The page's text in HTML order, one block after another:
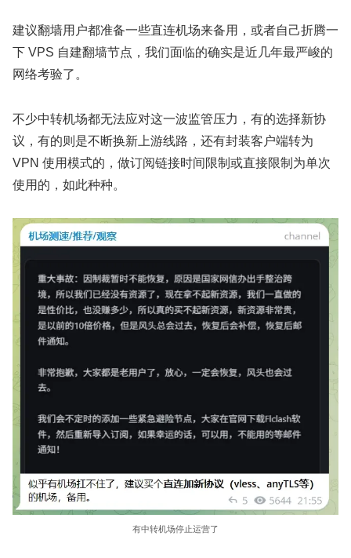
建议翻墙用户都准备一些直连机场来备用，或者自己折腾一
下 VPS 自建翻墙节点，我们面临的确实是近几年最严峻的
网络考验了。
不少中转机场都无法应对这一波监管压力，有的选择新协
议，有的则是不断换新上游线路，还有封装客户端转为
VPN 使用模式的，做订阅链接时间限制或直接限制为单次
使用的，如此种种。
有中转机场停止运营了